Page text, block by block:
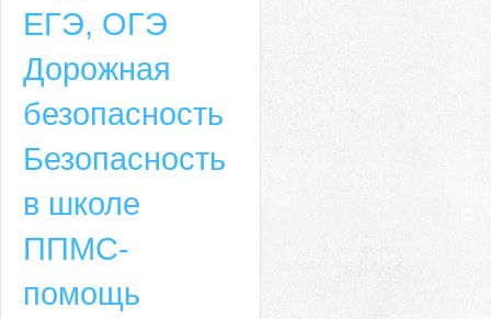
ЕГЭ, ОГЭ
Дорожная
безопасность
Безопасность
в школе
ППМС-
помощь